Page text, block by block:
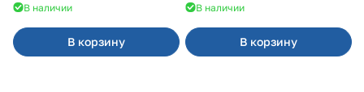
В наличии
В корзину
В наличии
В корзину